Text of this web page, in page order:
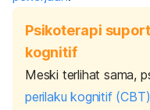
Psikoterapi
kognitif
Meski terlihat sama,
perilaku kognitif (CBT)